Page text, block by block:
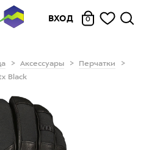
ВХОД 0
Аксессуары
Перчатки
Black